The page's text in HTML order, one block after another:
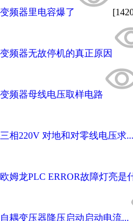
变频器里电容爆了
变频器无故停机的真正原因
变频器母线电压取样电路
三相220V 对地和对零线电压求...
欧姆龙PLC ERROR故障灯亮是
自耦变压器降压启动启动电流...